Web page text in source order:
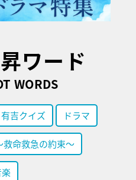
ワード
WORDS
有吉クイズ ドラマ
救命救急の約束～